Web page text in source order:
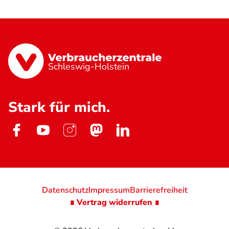
Schleswig-Holstein
Stark für mich.
DatenschutzImpressumBarrierefreiheit
∎ Vertrag widerrufen ∎